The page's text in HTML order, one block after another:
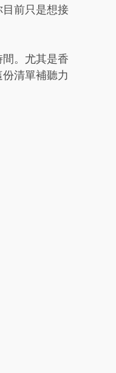
前只是想接
。尤其是香
清單補聽力